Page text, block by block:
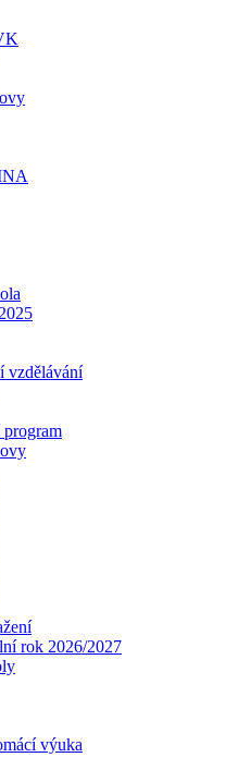
vzdělávání
rok 2026/2027
výuka